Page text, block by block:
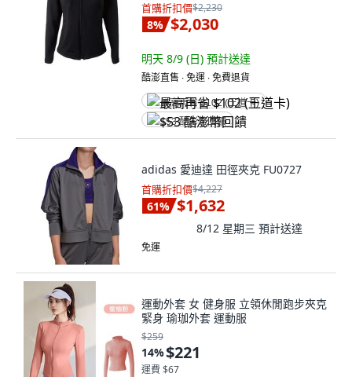
首購折扣價$2,230
8% $2,030
明天 8/9 (日) 預計送達
酷澎直售 ∙ 免運 ∙ 免費退貨
最高再省 $102 (王道卡)
$53 酷澎幣回饋
adidas 愛迪達 田徑夾克 FU0727
首購折扣價$4,227
61% $1,632
8/12 星期三 預計送達
免運
運動外套 女 健身服 立領休閒跑步夾克
緊身 瑜珈外套 運動服
$259
14%$221
運費 $67